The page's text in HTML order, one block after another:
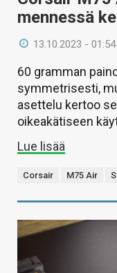
HAKU
mennessä
13.10.2023 - 01:54
60 gramman
symmetrisesti,
asettelu kertoo
oikeakätiseen
Lue lisää
Corsair M75 Air